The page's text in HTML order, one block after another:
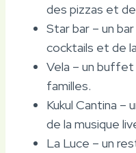
des pizzas et
Star bar – un
cocktails et de
Vela – un
familles.
Kukul Cantina –
de la musique
La Luce – un